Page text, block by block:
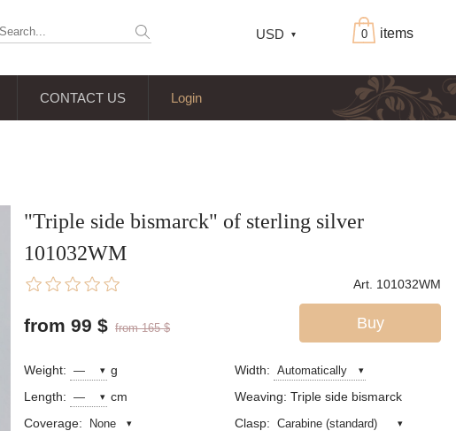
items
0
USD
CONTACT US Login
"Triple side bismarck" of sterling silver
101032WM
Art. 101032WM
Buy
from 99 $ from 165 $
Weight: g
Width:
Length:
cm
Weaving: Triple side bismarck
Coverage:
Clasp: